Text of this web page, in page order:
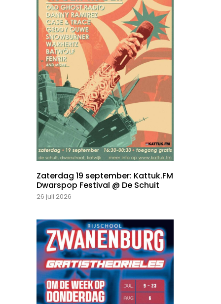
Zaterdag 19 september: Kattuk.FM
Dwarspop Festival @ De Schuit
26 juli 2026